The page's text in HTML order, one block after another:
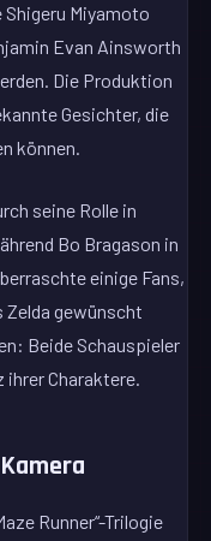
Miyamoto
Evan Ainsworth
Die Produktion
Gesichter, die
können.
seine Rolle in
Bo Bragason in
einige Fans,
Zelda gewünscht
Beide Schauspieler
Charaktere.
Runner“-Trilogie